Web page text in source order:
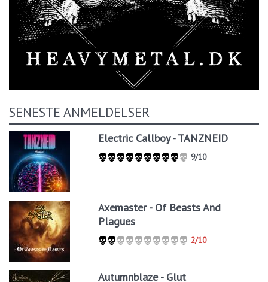
SENESTE ANMELDELSER
Electric Callboy - TANZNEID
9/10
Axemaster - Of Beasts And
Plagues
2/10
Autumnblaze - Glut